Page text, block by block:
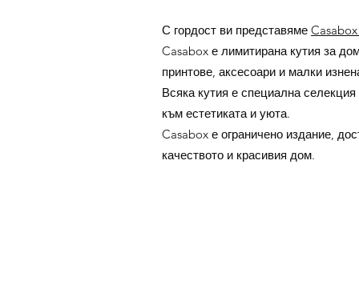
С гордост ви представяме
Casabox е лимитирана кутия за
принтове, аксесоари и малки
Всяка кутия е специална
към естетиката и уюта.
Casabox е ограничено издание,
качеството и красивия дом.